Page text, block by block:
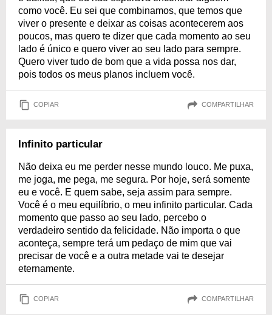
como você. Eu sei que combinamos, que temos que
viver o presente e deixar as coisas acontecerem aos
poucos, mas quero te dizer que cada momento ao seu
lado é único e quero viver ao seu lado para sempre.
Quero viver tudo de bom que a vida possa nos dar,
pois todos os meus planos incluem você.
COPIAR COMPARTILHAR
Infinito particular
Não deixa eu me perder nesse mundo louco. Me puxa,
me joga, me pega, me segura. Por hoje, será somente
eu e você. E quem sabe, seja assim para sempre.
Você é o meu equilíbrio, o meu infinito particular. Cada
momento que passo ao seu lado, percebo o
verdadeiro sentido da felicidade. Não importa o que
aconteça, sempre terá um pedaço de mim que vai
precisar de você e a outra metade vai te desejar
eternamente.
COPIAR COMPARTILHAR